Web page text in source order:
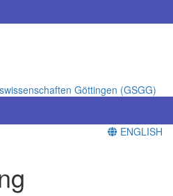
Göttingen (GSGG)
ENGLISH